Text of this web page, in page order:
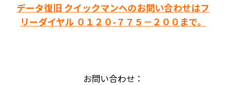
データ復旧 クイックマンへのお問い合わせはフ
リーダイヤル ０１２０-７７５－２００まで。
お問い合わせ：